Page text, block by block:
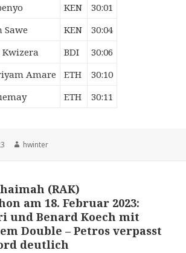
KEN
30:01
Sawe KEN
30:04
Kwizera BDI
30:06
Amare ETH
30:10
ETH 30:11
Autor
hwinter
(RAK)
am 18. Februar 2023:
und Benard Koech mit
Double – Petros verpasst
deutlich